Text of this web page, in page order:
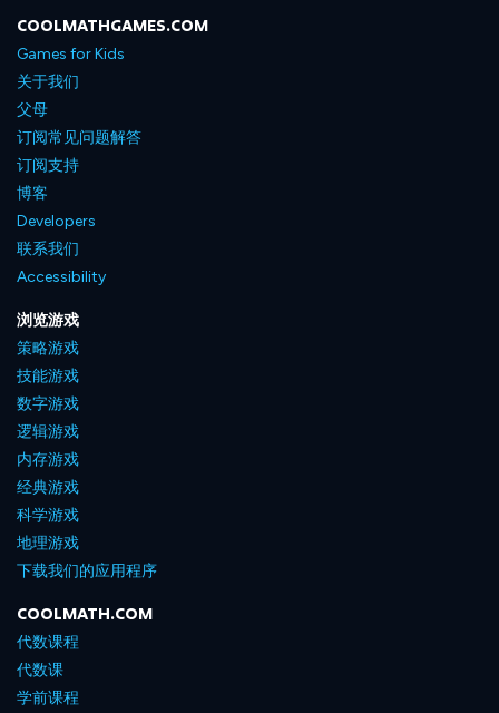
COOLMATHGAMES.COM
Games for Kids
关于我们
父母
订阅常见问题解答
订阅支持
博客
Developers
联系我们
Accessibility
浏览游戏
策略游戏
技能游戏
数字游戏
逻辑游戏
内存游戏
经典游戏
科学游戏
地理游戏
下载我们的应用程序
COOLMATH.COM
代数课程
代数课
学前课程